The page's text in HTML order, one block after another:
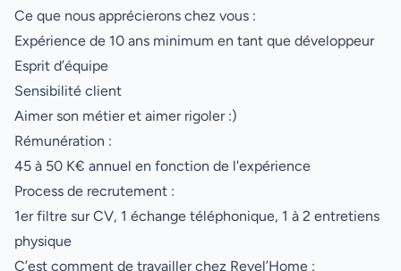
Ce que nous apprécierons chez vous :
Expérience de 10 ans minimum en tant que développeur
Esprit d’équipe
Sensibilité client
Aimer son métier et aimer rigoler :)
Rémunération :
45 à 50 K€ annuel en fonction de l'expérience
Process de recrutement :
1er filtre sur CV, 1 échange téléphonique, 1 à 2 entretiens
physique
C’est comment de travailler chez Revel’Home :